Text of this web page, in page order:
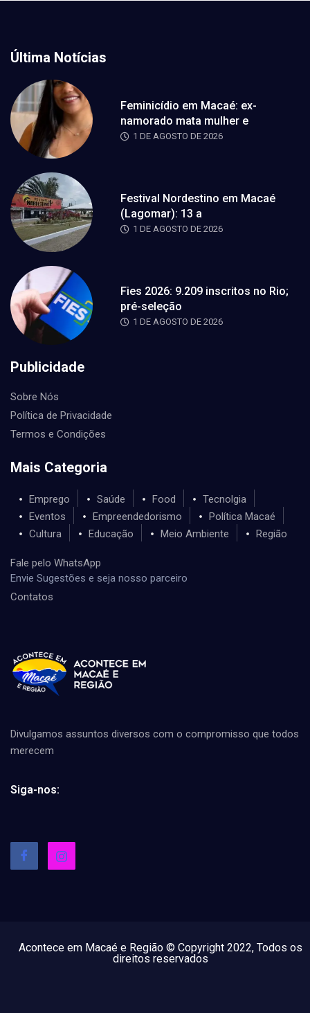
Última Notícias
Feminicídio em Macaé: ex-
namorado mata mulher e
1 DE AGOSTO DE 2026
Festival Nordestino em Macaé
(Lagomar): 13 a
1 DE AGOSTO DE 2026
Fies 2026: 9.209 inscritos no Rio;
pré-seleção
1 DE AGOSTO DE 2026
Publicidade
Sobre Nós
Política de Privacidade
Termos e Condições
Mais Categoria
Emprego Saúde Food
Tecnolgia
Eventos
Empreendedorismo
Política Macaé
Cultura
Educação Meio Ambiente Região
Fale pelo WhatsApp
Envie Sugestões e seja nosso parceiro
Contatos
Divulgamos assuntos diversos com o compromisso que todos
merecem
Siga-nos:
Acontece em Macaé e Região © Copyright 2022, Todos os
direitos reservados